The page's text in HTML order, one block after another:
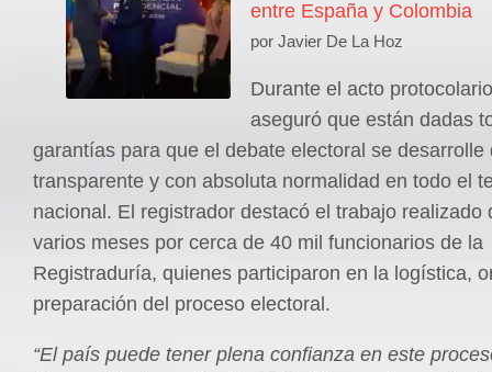
entre España y Colombia
por Javier De La Hoz
Durante el acto
aseguró que están dadas
garantías para que el debate electoral se desarrolle
transparente y con absoluta normalidad en todo el
nacional. El registrador destacó el trabajo realizado
varios meses por cerca de 40 mil funcionarios de la
Registraduría, quienes participaron en la logística,
preparación del proceso electoral.
“El país puede tener plena confianza en este